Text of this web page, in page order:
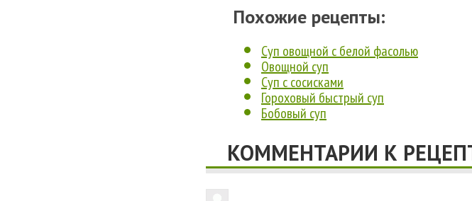
Похожие рецепты:
Суп овощной с белой фасолью
Овощной суп
Суп с сосисками
Гороховый быстрый суп
Бобовый суп
КОММЕНТАРИИ К